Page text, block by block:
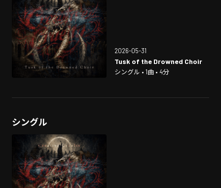
2026-05-31
Tusk of the Drowned Choir
シングル • 1曲 • 4分
シングル